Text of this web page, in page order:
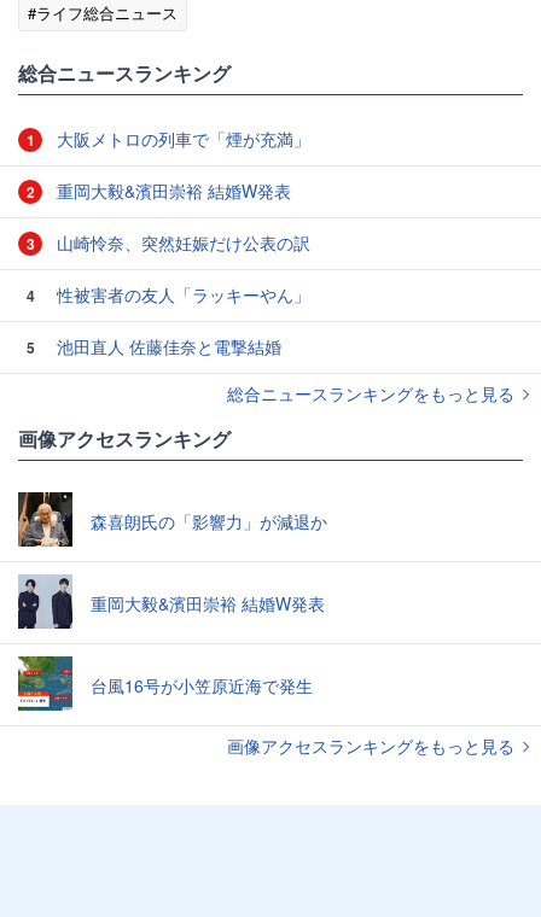
#ライフ総合ニュース
総合ニュースランキング
1 大阪メトロの列車で「煙が充満」
2 重岡大毅&濱田崇裕 結婚W発表
3 山崎怜奈、突然妊娠だけ公表の訳
4 性被害者の友人「ラッキーやん」
5
池田直人 佐藤佳奈と電撃結婚
総合ニュースランキングをもっと見る
画像アクセスランキング
森喜朗氏の「影響力」が減退か
重岡大毅&濱田崇裕 結婚W発表
台風16号が小笠原近海で発生
画像アクセスランキングをもっと見る